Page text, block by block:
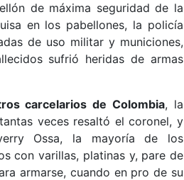
de máxima seguridad de la
en los pabellones, la policía
de uso militar y municiones,
sufrió heridas de armas
carcelarios de Colombia, la
veces resaltó el coronel, y
Ossa, la mayoría de los
con varillas, platinas y, pare de
armarse, cuando en pro de su